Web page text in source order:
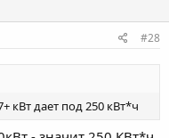
#28
кВт дает под 250 кВт*ч